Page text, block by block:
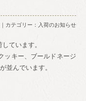
カテゴリー： 入荷のお知らせ
ています。
ッキー、ブールドネージ
並んでいます。